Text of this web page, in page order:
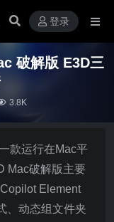
登录
破解版 E3D三
3.8K
款运行在Mac平
Mac破解版主要
Element
、动态组文件夹